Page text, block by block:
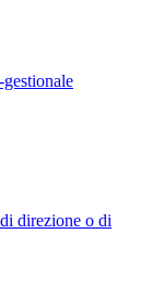
direzione o di